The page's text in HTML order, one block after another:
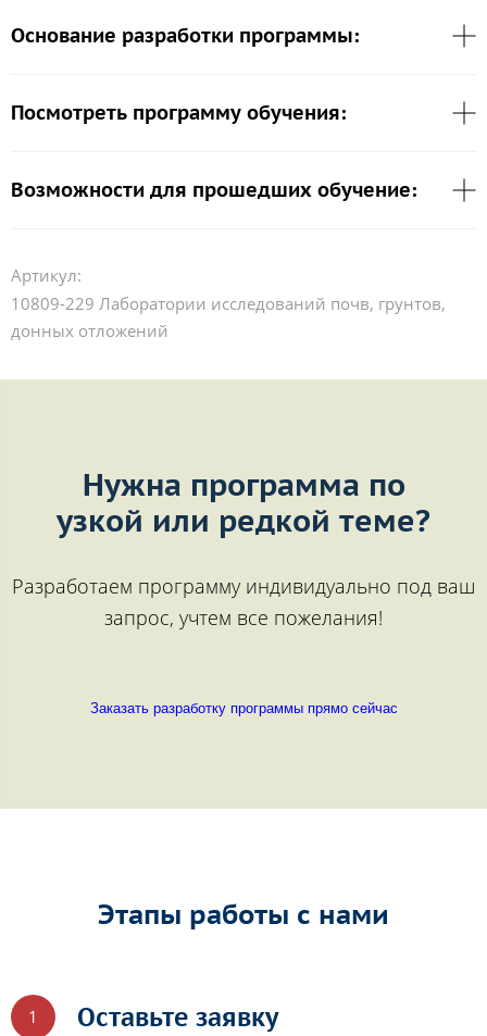
Основание разработки программы:
Посмотреть программу обучения:
Возможности для прошедших обучение:
Артикул:
10809-229 Лаборатории исследований почв, грунтов,
донных отложений
Нужна программа по
узкой или редкой теме?
Разработаем программу индивидуально под ваш
запрос, учтем все пожелания!
Заказать разработку программы прямо сейчас
Этапы работы с нами
Оставьте заявку